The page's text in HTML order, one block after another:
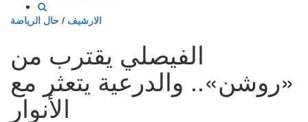
الارشيف / حال الرياضة
الفيصلي يقترب من
«روشن».. والدرعية يتعثر مع
الأنوار